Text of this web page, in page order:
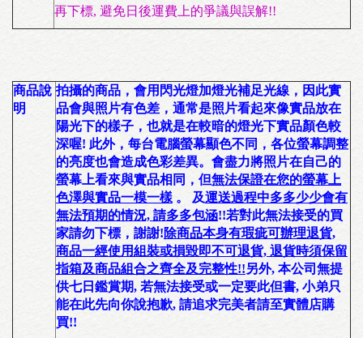
再下標, 避免日後運費上的爭議與誤解!!
商品說
明
拍攝的商品，會用閃光燈加燈光補足光線，因此實
品會與照片有色差 ，通常是照片看起來像實品放在
陽光下的樣子，也就是在較暗的燈光下實品顏色較
深喔! 此外，每台電腦螢幕顯色不同，各位螢幕調整
的亮度也會造成色彩差異。會盡力將照片在自己的
螢幕上看來與實品相同， 但無法保證在您的螢幕上
色澤與實品一模一樣 。 及運送過程中多多少少會有
無法預期的情況, 請多多包涵!!若對此無法接受的買
家請勿下標，謝謝!除商品本身有瑕疵可辦理退貨,
商品一經使用組裝或損毀即不可退貨, 退貨時須保留
指箱及商品組合之齊全及完整性!!另外, 本公司無提
供七日鑑賞期, 若無法接受或一定要此但書, 小弟只
能在此先向你說抱歉, 請追求完美者請至實體店購
買!!